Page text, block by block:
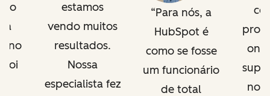
o
no
foi
estamos
vendo muitos
resultados.
Nossa
especialista fez
Para nós, a
HubSpot é
como se fosse
um funcionário
de total
nos